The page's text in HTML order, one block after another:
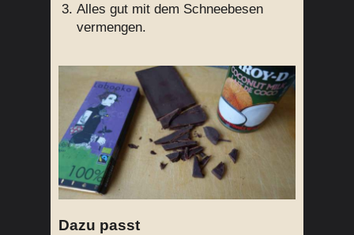
Alles gut mit dem Schneebesen
vermengen.
Dazu passt